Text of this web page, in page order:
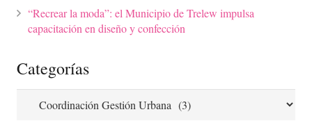
“Recrear la moda”: el Municipio de Trelew impulsa
capacitación en diseño y confección
Categorías